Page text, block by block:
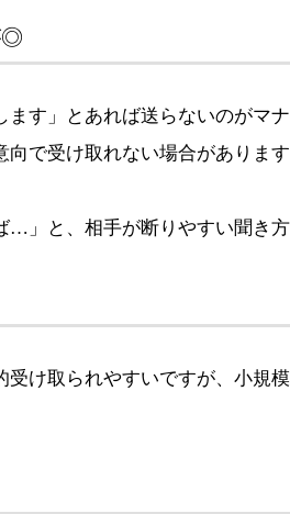
◎
す」とあれば送らないのがマナ
で受け取れない場合がありま
」と、相手が断りやすい聞き方
け取られやすいですが、小規